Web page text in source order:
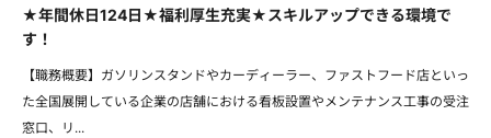
★年間休日124日★福利厚生充実★スキルアップできる環境で
す！
【職務概要】ガソリンスタンドやカーディーラー、ファストフード店といっ
た全国展開している企業の店舗における看板設置やメンテナンス工事の受注
窓口、リ...